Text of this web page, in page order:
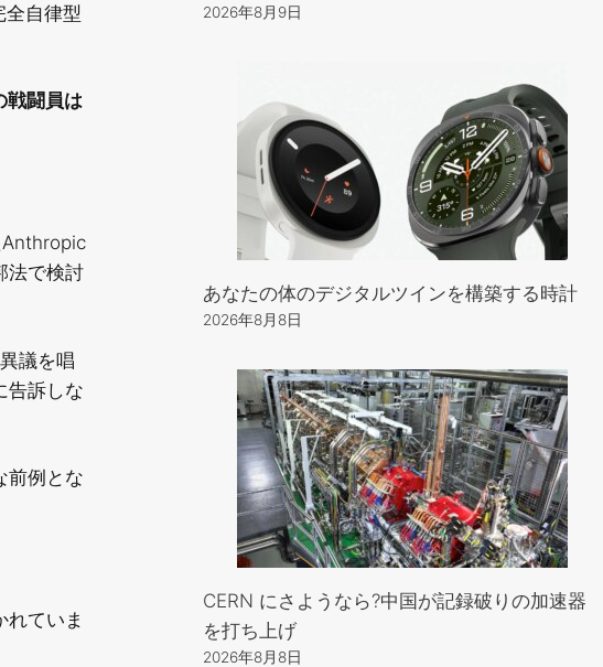
全自律型
戦闘員は
Anthropic
法で検討
議を唱
告訴しな
前例とな
ていま
2026年8月9日
あなたの体のデジタルツインを構築する時計
2026年8月8日
CERN にさようなら?中国が記録破りの加速器
を打ち上げ
2026年8月8日